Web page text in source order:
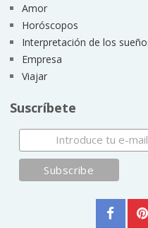
Amor
Horóscopos
Interpretación de los
Empresa
Viajar
Suscríbete